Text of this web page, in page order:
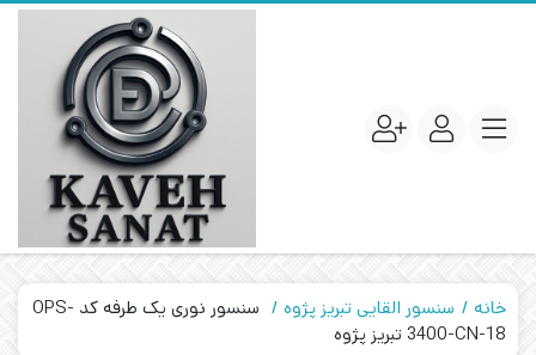
خانه سنسور القایی تبریز پژوه
سنسور نوری یک طرفه کد OPS-
3400-CN-18 تبریز پژوه